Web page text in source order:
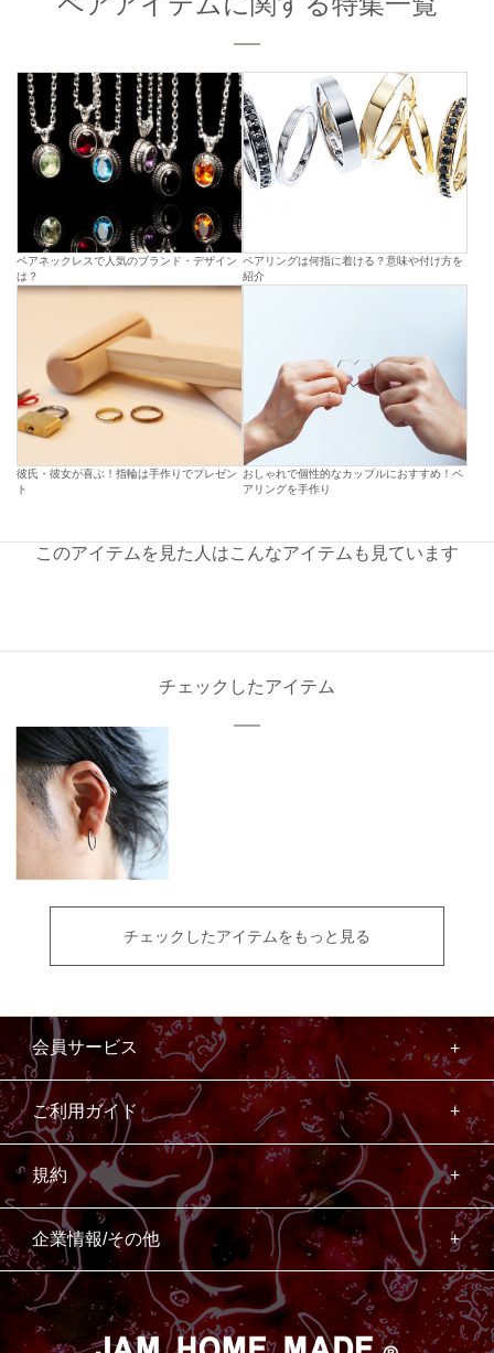
ペアネックレスで人気のブランド・デザイン
は？
ペアリングは何指に着ける？意味や付け方を
紹介
彼氏・彼女が喜ぶ！指輪は手作りでプレゼン
ト
おしゃれで個性的なカップルにおすすめ！ペ
アリングを手作り
このアイテムを見た人はこんなアイテムも見ています
チェックしたアイテム
チェックしたアイテムをもっと見る
会員サービス
ご利用ガイド
規約
企業情報/その他